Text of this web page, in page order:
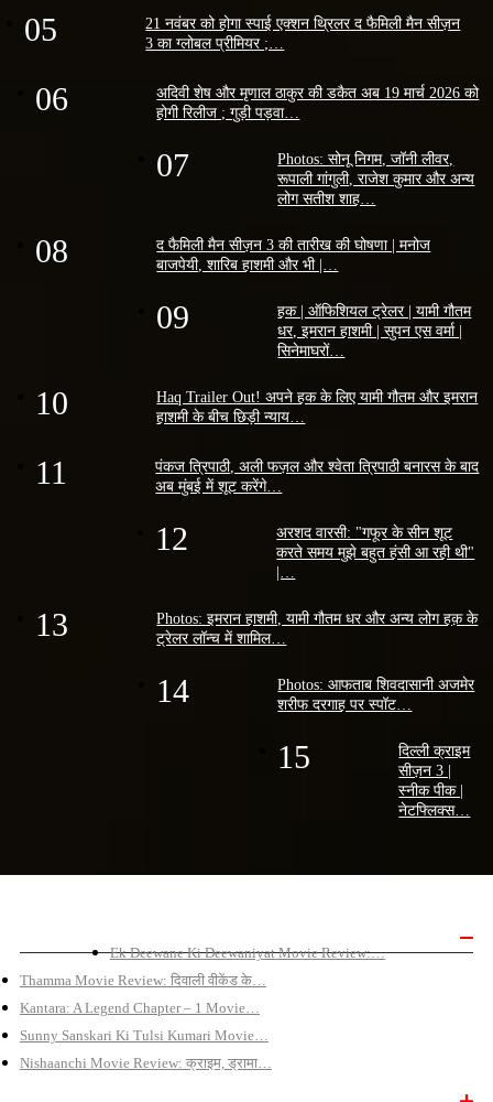
05
21 नवंबर को होगा स्पाई एक्शन थ्रिलर द फैमिली मैन सीज़न
3 का ग्लोबल प्रीमियर ;…
06
अदिवी शेष और मृणाल ठाकुर की डकैत अब 19 मार्च 2026 को
होगी रिलीज ; गुड़ी पड़वा…
07
Photos: सोनू निगम, जॉनी लीवर,
रूपाली गांगुली, राजेश कुमार और अन्य
लोग सतीश शाह…
08
द फैमिली मैन सीज़न 3 की तारीख की घोषणा | मनोज
बाजपेयी, शारिब हाशमी और भी |…
09
हक | ऑफिशियल ट्रेलर | यामी गौतम
धर, इमरान हाशमी | सुपन एस वर्मा |
सिनेमाघरों…
10
Haq Trailer Out! अपने हक के लिए यामी गौतम और इमरान
हाशमी के बीच छिड़ी न्याय…
11
पंकज त्रिपाठी, अली फज़ल और श्वेता त्रिपाठी बनारस के बाद
अब मुंबई में शूट करेंगे…
12
अरशद वारसी: "गफूर के सीन शूट
करते समय मुझे बहुत हंसी आ रही थी"
|…
13
Photos: इमरान हाशमी, यामी गौतम धर और अन्य लोग हक़ के
ट्रेलर लॉन्च में शामिल…
14
Photos: आफताब शिवदासानी अजमेर
शरीफ दरगाह पर स्पॉट…
15
दिल्ली क्राइम
सीज़न 3 |
स्नीक पीक |
नेटफ्लिक्स…
Ek Deewane Ki Deewaniyat Movie Review:…
Thamma Movie Review: दिवाली वीकेंड के…
Kantara: A Legend Chapter – 1 Movie…
Sunny Sanskari Ki Tulsi Kumari Movie…
Nishaanchi Movie Review: क्राइम, ड्रामा…